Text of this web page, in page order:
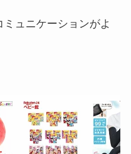
ュニケーションがよ